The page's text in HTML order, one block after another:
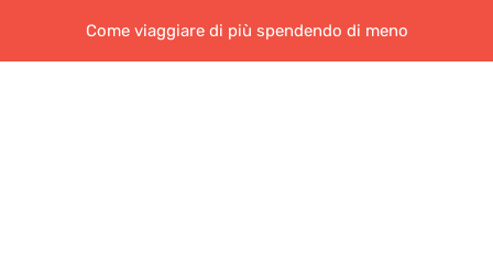
Come viaggiare di più spendendo di meno